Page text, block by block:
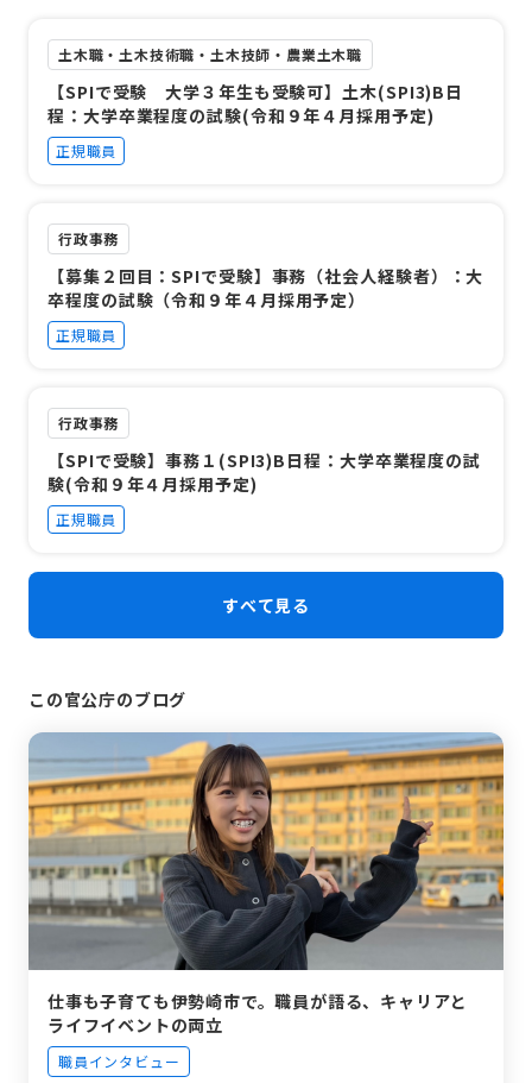
土木職・土木技術職・土木技師・農業土木職
【SPIで受験 大学３年生も受験可】土木(SPI3)B日
程：大学卒業程度の試験(令和９年４月採用予定)
正規職員
行政事務
【募集２回目：SPIで受験】事務（社会人経験者）：大
卒程度の試験（令和９年４月採用予定）
正規職員
行政事務
【SPIで受験】事務１(SPI3)B日程：大学卒業程度の試
験(令和９年４月採用予定)
正規職員
すべて見る
この官公庁のブログ
仕事も子育ても伊勢崎市で。職員が語る、キャリアと
ライフイベントの両立
職員インタビュー